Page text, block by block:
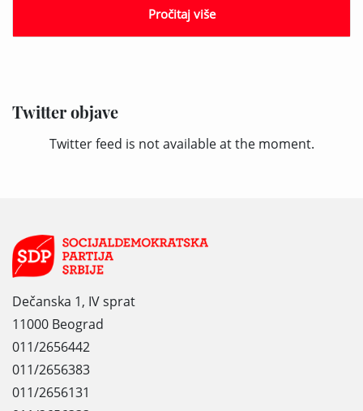
Twitter objave
Twitter feed is not available at the moment.
Pročitaj više
Dečanska 1, IV sprat
11000 Beograd
011/2656442
011/2656383
011/2656131